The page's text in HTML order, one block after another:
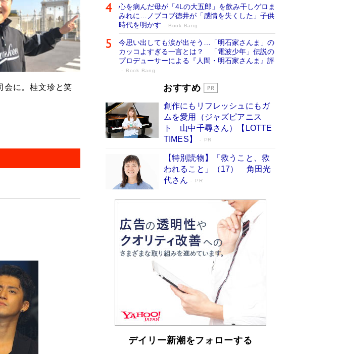
会に。桂文珍と笑
心を病んだ母が「4Lの大五郎」を飲み干しゲロま
みれに…ノブコブ徳井が「感情を失くした」子供
時代を明かす
Book Bang
今思い出しても涙が出そう…「明石家さんま」の
カッコよすぎる一言とは？ 「電波少年」伝説の
プロデューサーによる『人間・明石家さんま』評
Book Bang
「宇宙兄弟」最終46巻がベストセラー1
物語に幕 特装版には「宇宙で描かれたマ
ンガ」も収録
Book Bang
美輪明宏 晩年の回答を集めた『ほほえんで生き
るための人生相談』がランクイン［エンターテイ
メントベストセラー］
Book Bang
「『火垂るの墓』は、大嘘である」原作者が抱き
続けた“自責の念”とは…「自己憐憫は描きたくな
い」監督が徹底的にこだわったこと（後編） #
戦争の記憶
Book Bang
皇室はなぜ世界から尊敬されているのか？ 「天
皇陛下はお元気でおられるか」がサウジ国王の第
一声になる理由
Book Bang
東野圭吾、伊坂幸太郎の人気シリーズ最新作どち
らも文庫化 映画化された直木賞受賞作もランク
イン［文庫ベストセラー］
Book Bang
おすすめ
創作にもリフレッシュにもガ
ムを愛用（ジャズピアニス
ト 山中千尋さん）【LOTTE
TIMES】
PR
【特別読物】「救うこと、救
われること」（17） 角田光
代さん
PR
デイリー新潮をフォローする